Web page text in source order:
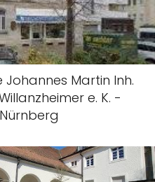
Johannes Martin Inh.
e. K. -
Nürnberg